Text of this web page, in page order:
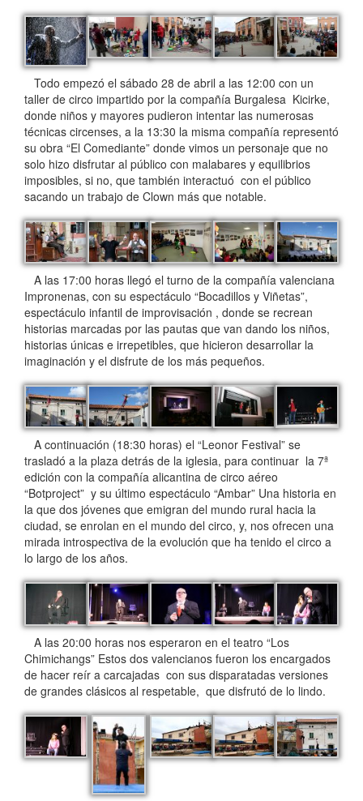
Todo empezó el sábado 28 de abril a las 12:00 con un
taller de circo impartido por la compañía Burgalesa Kicirke,
donde niños y mayores pudieron intentar las numerosas
técnicas circenses, a la 13:30 la misma compañía representó
su obra “El Comediante” donde vimos un personaje que no
solo hizo disfrutar al público con malabares y equilibrios
imposibles, si no, que también interactuó con el público
sacando un trabajo de Clown más que notable.
A las 17:00 horas llegó el turno de la compañía valenciana
Impronenas, con su espectáculo “Bocadillos y Viñetas”,
espectáculo infantil de improvisación , donde se recrean
historias marcadas por las pautas que van dando los niños,
historias únicas e irrepetibles, que hicieron desarrollar la
imaginación y el disfrute de los más pequeños.
A continuación (18:30 horas) el “Leonor Festival” se
trasladó a la plaza detrás de la iglesia, para continuar la 7ª
edición con la compañía alicantina de circo aéreo
“Botproject” y su último espectáculo “Ambar” Una historia en
la que dos jóvenes que emigran del mundo rural hacia la
ciudad, se enrolan en el mundo del circo, y, nos ofrecen una
mirada introspectiva de la evolución que ha tenido el circo a
lo largo de los años.
A las 20:00 horas nos esperaron en el teatro “Los
Chimichangs” Estos dos valencianos fueron los encargados
de hacer reír a carcajadas con sus disparatadas versiones
de grandes clásicos al respetable, que disfrutó de lo lindo.